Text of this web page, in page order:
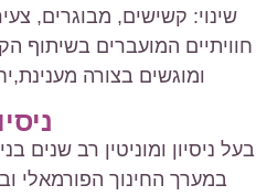
שינוי: קשישים, מבוגרים,
חוויתיים המועברים בשיתוף
ומוגשים בצורה
בעל ניסיון ומוניטין רב שנים
במערך החינוך הפורמאלי